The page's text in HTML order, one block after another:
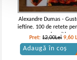
Alexandre Dumas -
ieftine. 100 de retete
cei multi
Pret:12,00Lei 9,60
Adaugă în coș